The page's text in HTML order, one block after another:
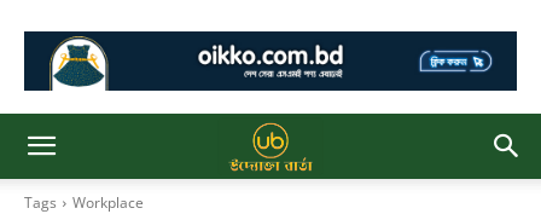
Tags Workplace